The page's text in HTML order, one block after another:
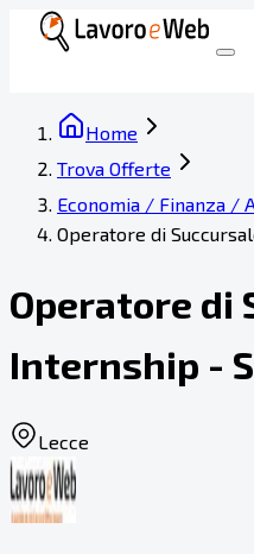
Home
Trova Offerte
Economia / Finanza /
Operatore di
Operatore di
Internship -
Lecce